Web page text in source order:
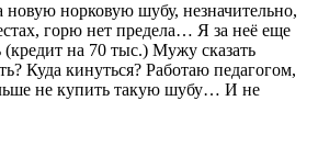
норковую шубу, незначительно,
горю нет предела… Я за неё еще
(кредит на 70 тыс.) Мужу сказать
Куда кинуться? Работаю педагогом,
не купить такую шубу… И не